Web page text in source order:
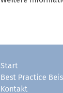
Start
Best Practice
Kontakt